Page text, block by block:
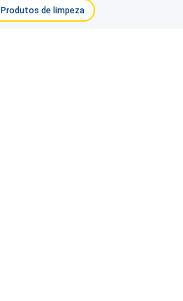
Produtos de limpeza